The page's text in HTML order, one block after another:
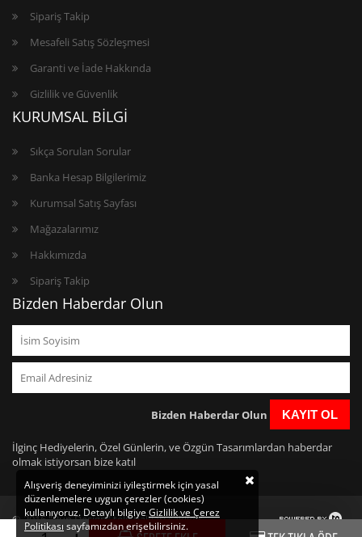
Sipariş Takip
Mesafeli Satış Sözleşmesi
Garanti ve İade Hakkında
Gizlilik ve Güvenlik
KURUMSAL BİLGİ
Sıkça Sorulan Sorular
Banka Hesap Bilgilerimiz
Kurumsal Satış Sayfası
Mağazalarımız
Hakkımızda
Sipariş Takip
Bizden Haberdar Olun
Bizden Haberdar Olun KAYIT OL
İlginç Hediyelerin, Özel Günlerin, ve Özgün Tasarımlardan haberdar
olmak istiyorsan bize katıl
© 2016 "Bun Design" telif hakları saklıdır.
https://www.bundesign.com/
Alışveriş deneyiminizi iyileştirmek için yasal
düzenlemelere uygun çerezler (cookies)
kullanıyoruz. Detaylı bilgiyeGizlilik ve Çerez
Politikası sayfamızdan erişebilirsiniz.